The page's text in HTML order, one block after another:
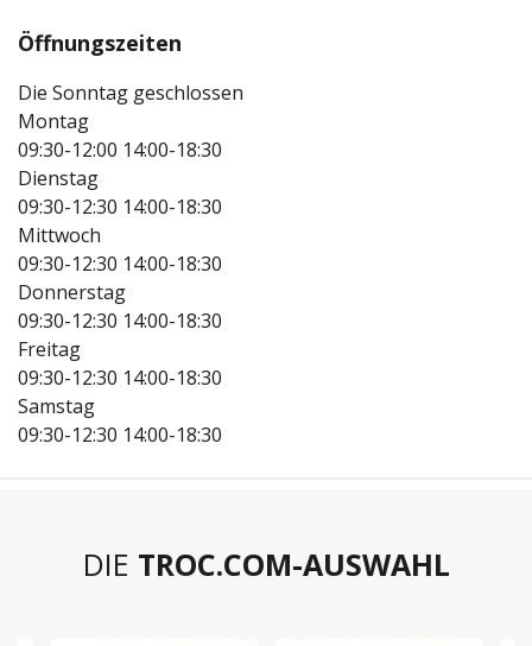
Öffnungszeiten
Die Sonntag geschlossen
Montag
09:30-12:00 14:00-18:30
Dienstag
09:30-12:30 14:00-18:30
Mittwoch
09:30-12:30 14:00-18:30
Donnerstag
09:30-12:30 14:00-18:30
Freitag
09:30-12:30 14:00-18:30
Samstag
09:30-12:30 14:00-18:30
DIE TROC.COM-AUSWAHL